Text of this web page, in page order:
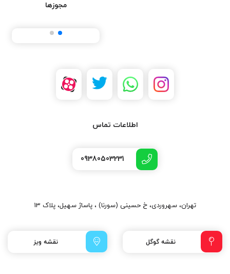
مجوزها
اطلاعات تماس
09380503231
تهران، سهروردی، خ حسینی (سورنا) ، پاساژ سهیل، پلاک 13
نقشه گوگل نقشه ویز